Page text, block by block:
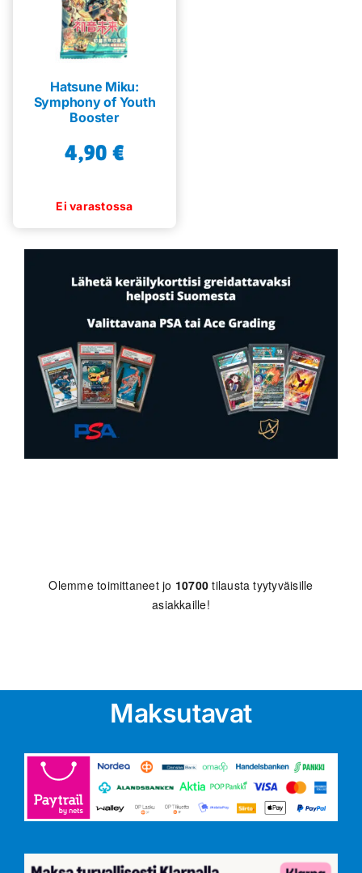
Hatsune Miku:
Symphony of Youth
Booster
4,90 €
Olemme toimittaneet jo 10700 tilausta tyytyväisille
asiakkaille!
Maksutavat